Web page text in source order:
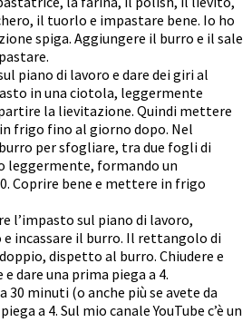
il tuorlo e impastare bene. Io ho
spiga. Aggiungere il burro e il sale
piano di lavoro e dare dei giri al
in una ciotola, leggermente
la lievitazione. Quindi mettere
frigo fino al giorno dopo. Nel
per sfogliare, tra due fogli di
formando un
Coprire bene e mettere in frigo
l’impasto sul piano di lavoro,
incassare il burro. Il rettangolo di
dispetto al burro. Chiudere e
dare una prima piega a 4.
minuti (o anche più se avete da
a 4. Sul mio canale YouTube c’è un